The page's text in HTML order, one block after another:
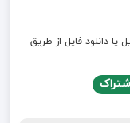
دانلود فایل از طریق